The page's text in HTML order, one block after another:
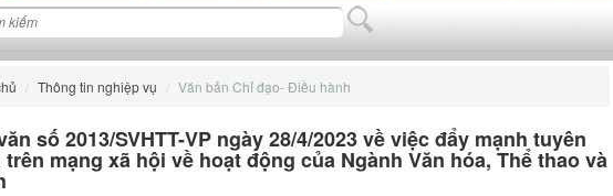
Thông tin nghiệp vụ Văn bản Chỉ đạo- Điều hành
số 2013/SVHTT-VP ngày 28/4/2023 về việc đẩy mạnh tuyên
mạng xã hội về hoạt động của Ngành Văn hóa, Thể thao và